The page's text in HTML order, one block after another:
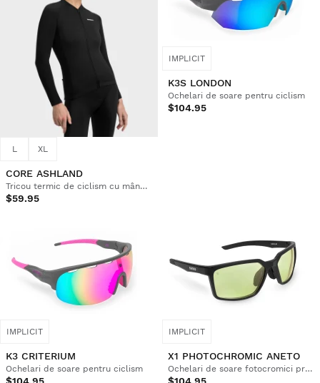
L XL
CORE ASHLAND
Tricou termic de ciclism cu mânecă lungă pentru femei
$59.95
IMPLICIT
K3S LONDON
Ochelari de soare pentru ciclism
$104.95
IMPLICIT
K3 CRITERIUM
Ochelari de soare pentru ciclism
IMPLICIT
X1 PHOTOCHROMIC ANETO
Ochelari de soare fotocromici premium